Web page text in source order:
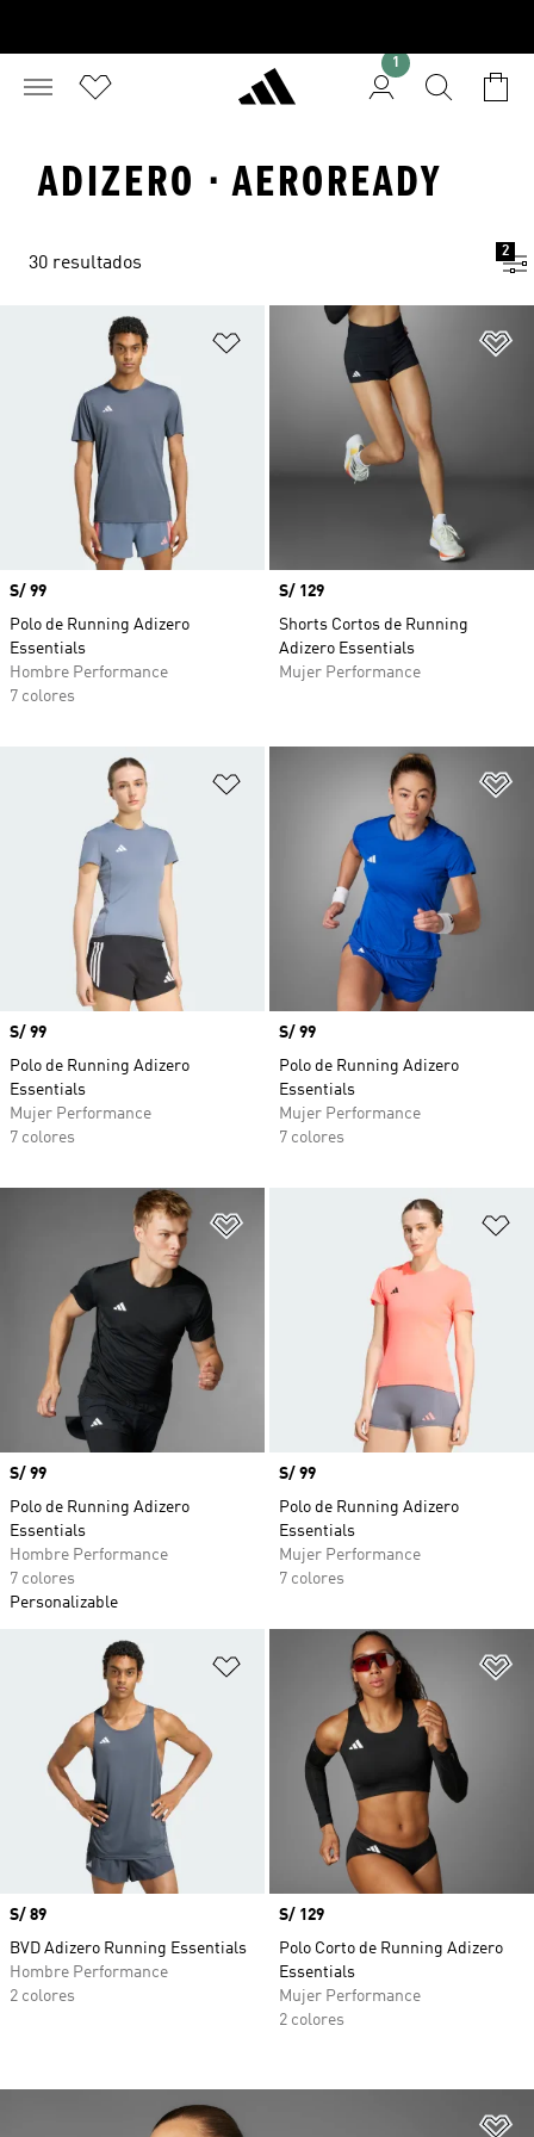
ADIZERO · AEROREADY
30 resultados
2
Añadir a la lista de deseos
Precio
S/ 99
Polo de Running Adizero
Essentials
Hombre Performance
7 colores
Precio
S/ 129
Shorts Cortos de Running
Adizero Essentials
Mujer Performance
Añadir a la lista de deseos
Precio
S/ 99
Polo de Running Adizero
Essentials
Mujer Performance
7 colores
Precio
S/ 99
Polo de Running Adizero
Essentials
Mujer Performance
7 colores
Añadir a la lista de deseos
Precio
S/ 99
Polo de Running Adizero
Essentials
Hombre Performance
7 colores
Personalizable
Precio
S/ 99
Polo de Running Adizero
Essentials
Mujer Performance
7 colores
Añadir a la lista de deseos
Precio
S/ 89
BVD Adizero Running Essentials
Hombre Performance
2 colores
Precio
S/ 129
Polo Corto de Running Adizero
Essentials
Mujer Performance
2 colores